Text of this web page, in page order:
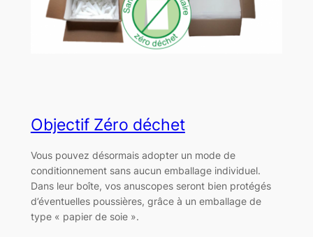
Objectif Zéro déchet
Vous pouvez désormais adopter un mode de
conditionnement sans aucun emballage individuel.
Dans leur boîte, vos anuscopes seront bien protégés
d’éventuelles poussières, grâce à un emballage de
type « papier de soie ».